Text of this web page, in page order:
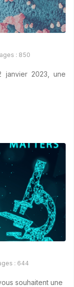
: 850
janvier 2023, une
: 644
souhaitent une